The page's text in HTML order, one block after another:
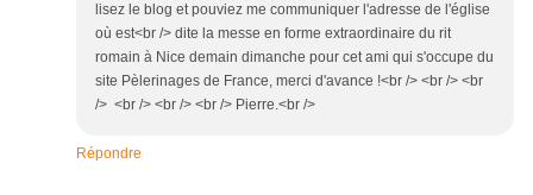
lisez le blog et pouviez me communiquer l'adresse de l'église
où est<br /> dite la messe en forme extraordinaire du rit
romain à Nice demain dimanche pour cet ami qui s'occupe du
site Pèlerinages de France, merci d'avance !<br /> <br /> <br
/> <br /> <br /> <br /> Pierre.<br />
Répondre